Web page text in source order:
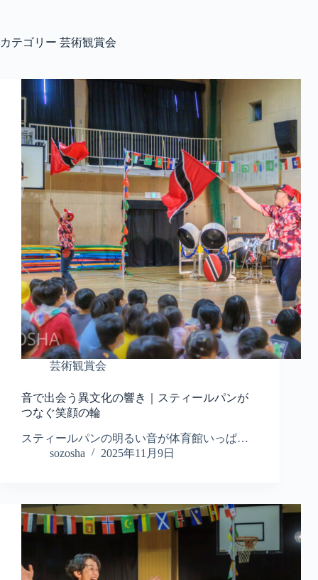
テ
ン
カテゴリー 芸術観賞会
芸術観賞会
音で出会う異文化の響き｜スティールパンが
つなぐ笑顔の輪
スティールパンの明るい音が体育館いっぱ…
sozosha
2025年11月9日